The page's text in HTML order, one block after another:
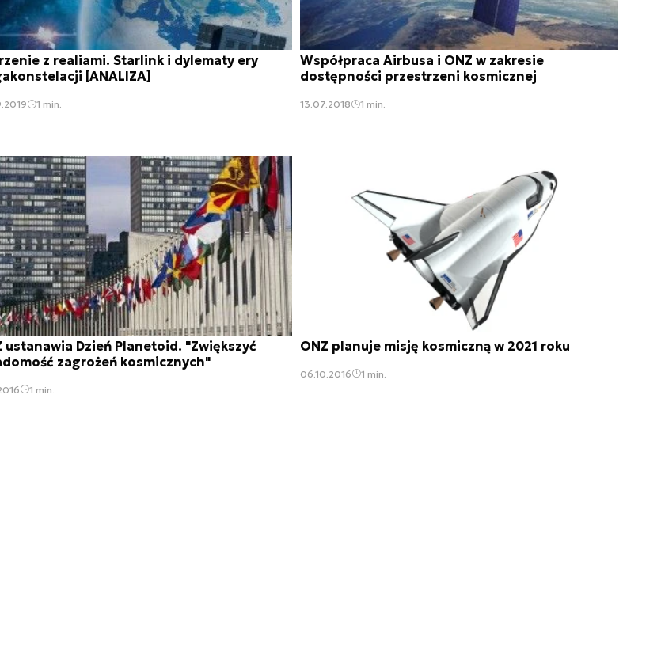
z realiami. Starlink i dylematy ery
[ANALIZA]
1 min.
Współpraca Airbusa i ONZ w zakresie
dostępności przestrzeni kosmicznej
13.07.2018 1 min.
ustanawia Dzień Planetoid. "Zwiększyć
zagrożeń kosmicznych"
1 min.
ONZ planuje misję kosmiczną w 2021 roku
06.10.2016 1 min.